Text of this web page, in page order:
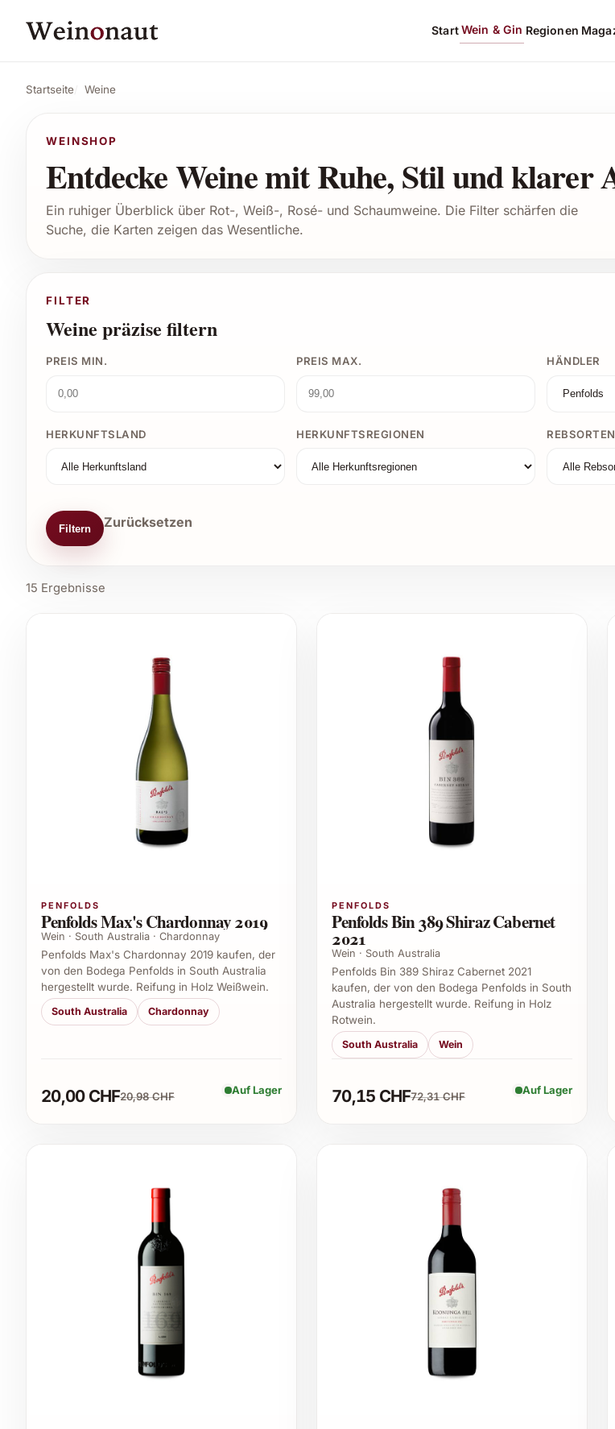
StartWein & Gin Regionen
Startseite Weine
WEINSHOP
Entdecke Weine mit Ruhe, Stil und klarer
Ein ruhiger Überblick über Rot-, Weiß-, Rosé- und Schaumweine. Die Filter schärfen die
Suche, die Karten zeigen das Wesentliche.
FILTER
Weine präzise filtern
PREIS MIN. PREIS MAX. HÄNDLER
HERKUNFTSLAND HERKUNFTSREGIONEN REBSORTEN
Filtern Zurücksetzen
15 Ergebnisse
PENFOLDS
Penfolds Max's Chardonnay 2019
Wein · South Australia · Chardonnay
Penfolds Max's Chardonnay 2019 kaufen, der
von den Bodega Penfolds in South Australia
hergestellt wurde. Reifung in Holz Weißwein.
South Australia Chardonnay
20,00 CHF20,98 CHF Auf Lager
PENFOLDS
Penfolds Bin 389 Shiraz Cabernet
2021
Wein · South Australia
Penfolds Bin 389 Shiraz Cabernet 2021
kaufen, der von den Bodega Penfolds in South
Australia hergestellt wurde. Reifung in Holz
Rotwein.
South Australia Wein
70,15 CHF72,31 CHF Auf Lager